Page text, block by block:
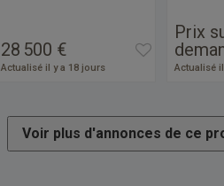
28 500 €
Actualisé il y a 18 jours
Prix
Actualisé
Voir plus d'annonces de ce